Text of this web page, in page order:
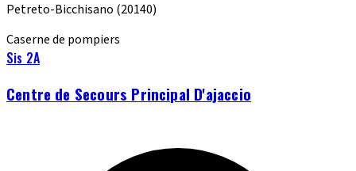
Petreto-Bicchisano (20140)
Caserne de pompiers
Sis 2A
Centre de Secours Principal D'ajaccio